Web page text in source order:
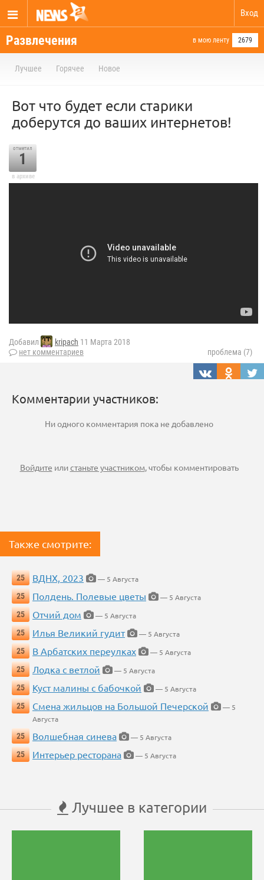
Вход
Развлечения в мою ленту 2679
Лучшее Горячее Новое
Вот что будет если старики
доберутся до ваших интернетов!
отметил
1
в архиве
Добавил kripach 11 Марта 2018
нет комментариев
проблема (7)
Комментарии участников:
Ни одного комментария пока не добавлено
Войдите илистаньте участником, чтобы комментировать
Также смотрите:
25 ВДНХ, 2023
— 5 Августа
25
Полдень. Полевые цветы
— 5 Августа
25
Отчий дом
— 5 Августа
25
Илья Великий гудит
— 5 Августа
25
В Арбатских переулках
— 5 Августа
25
Лодка с ветлой
— 5 Августа
25
Куст малины с бабочкой
— 5 Августа
25
Смена жильцов на Большой Печерской
— 5
Августа
25
Волшебная синева
— 5 Августа
25
Интерьер ресторана — 5 Августа
Лучшее в категории